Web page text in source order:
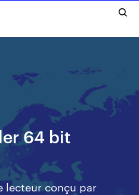
64 bit
lecteur conçu par